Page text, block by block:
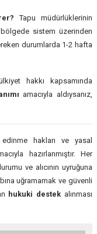
Tapu müdürlüklerinin
sistem üzerinden
durumlarda 1-2 hafta
hakkı kapsamında
amacıyla aldıysanız,
hakları ve yasal
hazırlanmıştır. Her
ve alıcının uyruğuna
uğramamak ve güvenli
hukuki destek alınması